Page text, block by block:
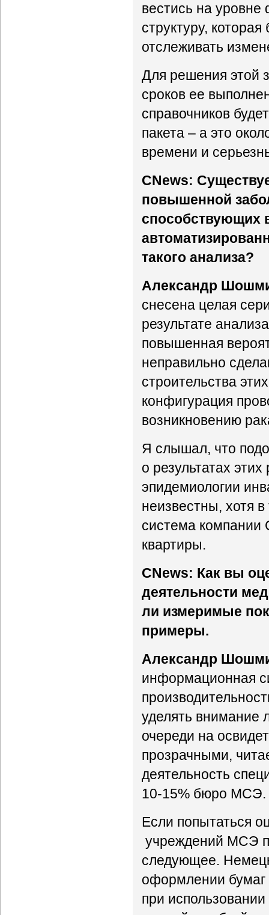
вестись на
структуру,
отслеживать
Для решения этой
сроков ее
справочников
пакета – а это
времени и
CNews:
повышенной
способствующих
такого анализа?
Александр
снесена целая
результате
повышенная
неправильно
строительства
конфигурация
возникновению
Я слышал, что
о результатах
эпидемиологии
неизвестны, хотя
система компании
квартиры.
CNews: Как вы
деятельности
ли измеримые
примеры.
Александр
информационная
уделять внимание
очереди на
прозрачными,
деятельность
10-15% бюро МСЭ.
Если попытаться
учреждений МСЭ
следующее.
оформлении бумаг
при